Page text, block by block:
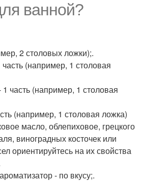
ванной?
2 столовых ложки);.
(например, 1 столовая
часть (например, 1 столовая
(например, 1 столовая ложка)
масло, облепиховое, грецкого
виноградных косточек или
ориентируйтесь на их свойства
- по вкусу;.